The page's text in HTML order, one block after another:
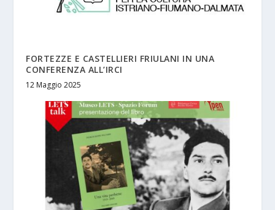
FORTEZZE E CASTELLIERI FRIULANI IN UNA
CONFERENZA ALL’IRCI
12 Maggio 2025